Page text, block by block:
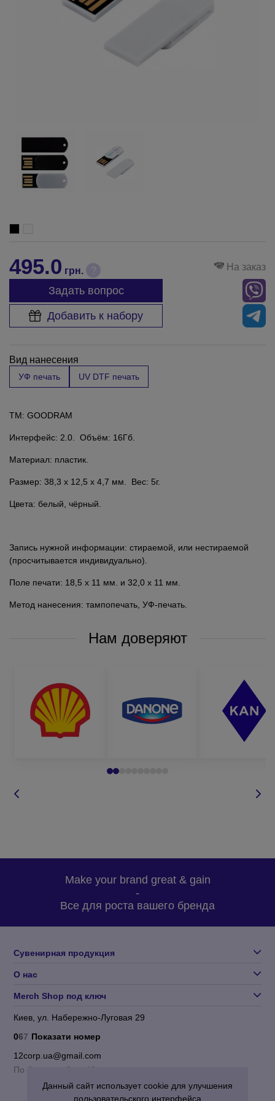
495.0 грн. ? На заказ
Задать вопрос
Добавить к набору
Вид нанесения
УФ печать UV DTF печать
TM: GOODRAM
Интерфейс: 2.0. Объём: 16Гб.
Материал: пластик.
Размер: 38,3 x 12,5 x 4,7 мм. Вес: 5г.
Цвета: белый, чёрный.
Запись нужной информации: стираемой, или нестираемой
(просчитывается индивидуально).
Поле печати: 18,5 x 11 мм. и 32,0 x 11 мм.
Метод нанесения: тампопечать, УФ-печать.
Нам доверяют
Make your brand great & gain
-
Все для роста вашего бренда
Сувенирная продукция
О нас
Merch Shop под ключ
Киев, ул. Набережно-Луговая 29
067 Показати номер
12corp.ua@gmail.com
По будням с 9 до 18
Данный сайт использует cookie для улучшения
пользовательского интерфейса